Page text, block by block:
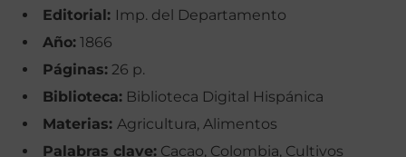
Editorial: Imp. del Departamento
Año: 1866
Páginas: 26 p.
Biblioteca: Biblioteca Digital Hispánica
Materias: Agricultura, Alimentos
Palabras clave: Cacao, Colombia, Cultivos